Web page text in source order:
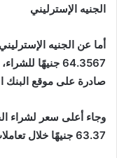
الجنيه الإسترليني
أما عن الجنيه
صادرة على موقع البنك
وجاء أعلى سعر لشراء
63.37 جنيهًا خلال تعاملات اليوم في البنوك.